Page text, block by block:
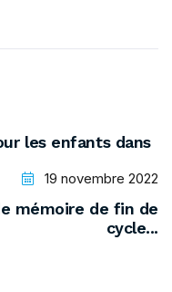
les enfants dans
19 novembre 2022
mémoire de fin de
cycle...